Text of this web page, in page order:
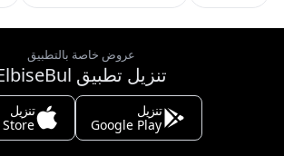
عروض خاصة بالتطبيق
تنزيل تطبيق ElbiseBul
تنزيل
Google Play
تنزيل